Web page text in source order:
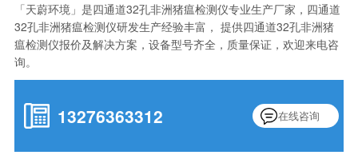
「天蔚环境」是四通道32孔非洲猪瘟检测仪专业生产厂家，四通道
32孔非洲猪瘟检测仪研发生产经验丰富， 提供四通道32孔非洲猪
瘟检测仪报价及解决方案，设备型号齐全，质量保证，欢迎来电咨
询。
13276363312 在线咨询